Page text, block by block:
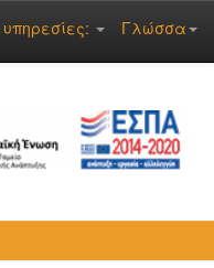
Γλώσσα